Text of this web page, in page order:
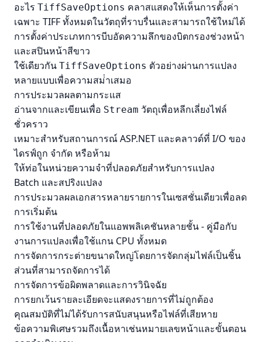
อะไร TiffSaveOptions คลาสแสดงให้เห็นการตั้งค่า
เฉพาะ TIFF ทั้งหมดในวัตถุที่ราบรื่นและสามารถใช้ใหม่ได้
การตั้งค่าประเภทการบีบอัดความลึกของบิตกรองช่วงหน้า
และสปินหน้าสีขาว
ใช้เดียวกัน TiffSaveOptions ตัวอย่างผ่านการแปลง
หลายแบบเพื่อความสม่ําเสมอ
การประมวลผลตามกระแส
อ่านจากและเขียนเพื่อ Stream วัตถุเพื่อหลีกเลี่ยงไฟล์
ชั่วคราว
เหมาะสําหรับสถานการณ์ ASP.NET และคลาวด์ที่ I/O ของ
ไดรฟ์ถูก จํากัด หรือห้าม
ให้ท่อในหน่วยความจําที่ปลอดภัยสําหรับการแปลง
Batch และสปริงแปลง
การประมวลผลเอกสารหลายรายการในเซสชั่นเดียวเพื่อลด
การเริ่มต้น
การใช้งานที่ปลอดภัยในแอพพลิเคชันหลายชั้น - คู่มือกับ
งานการแปลงเพื่อใช้แกน CPU ทั้งหมด
การจัดการกระต่ายขนาดใหญ่โดยการจัดกลุ่มไฟล์เป็นชิ้น
ส่วนที่สามารถจัดการได้
การจัดการข้อผิดพลาดและการวินิจฉัย
การยกเว้นรายละเอียดจะแสดงรายการที่ไม่ถูกต้อง
คุณสมบัติที่ไม่ได้รับการสนับสนุนหรือไฟล์ที่เสียหาย
ข้อความพิเศษรวมถึงเนื้อหาเช่นหมายเลขหน้าและขั้นตอน